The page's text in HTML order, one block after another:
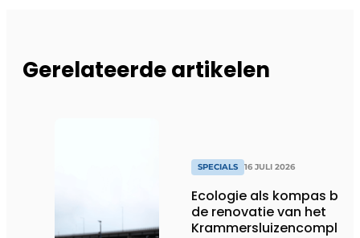
Gerelateerde artikelen
SPECIALS 16 JULI 2026
Ecologie als kompas bij
de renovatie van het
Krammersluizencomplex